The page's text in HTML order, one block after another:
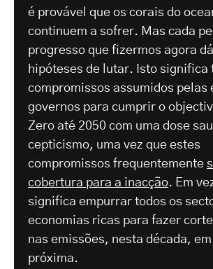
é provável que os corais do
continuem a sofrer. Mas cada
progresso que fizermos agora
hipóteses de lutar. Isto significa
compromissos assumidos pelas
governos para cumprir o
Zero até 2050 com uma dose
cepticismo, uma vez que estes
compromissos frequentemente
cobertura para a inacção. Em
significa empurrar todos os
economias ricas para fazer
nas emissões, nesta década, em
próxima.